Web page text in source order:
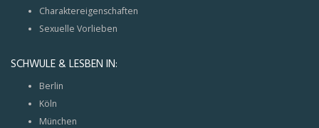
Charaktereigenschaften
Sexuelle Vorlieben
SCHWULE & LESBEN IN:
Berlin
Köln
München